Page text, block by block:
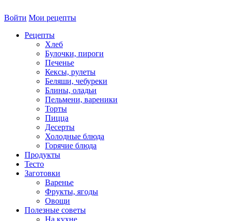
Войти Мои рецепты
Рецепты
Хлеб
Булочки, пироги
Печенье
Кексы, рулеты
Беляши, чебуреки
Блины, оладьи
Пельмени, вареники
Торты
Пицца
Десерты
Холодные блюда
Горячие блюда
Продукты
Тесто
Заготовки
Варенье
Фрукты, ягоды
Овощи
Полезные советы
На кухне